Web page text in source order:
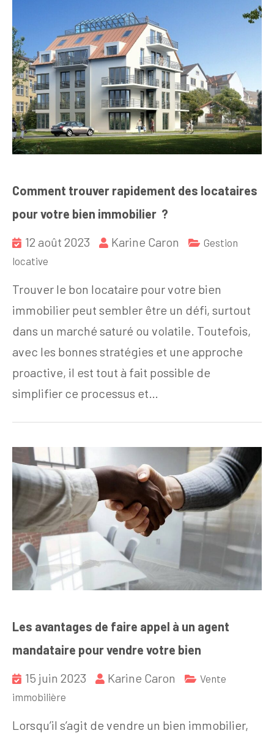
Comment trouver rapidement des locataires
pour votre bien immobilier ?
12 août 2023
Karine Caron
Gestion
locative
Trouver le bon locataire pour votre bien
immobilier peut sembler être un défi, surtout
dans un marché saturé ou volatile. Toutefois,
avec les bonnes stratégies et une approche
proactive, il est tout à fait possible de
simplifier ce processus et…
Les avantages de faire appel à un agent
mandataire pour vendre votre bien
15 juin 2023
Karine Caron
Vente
immobilière
Lorsqu’il s’agit de vendre un bien immobilier,